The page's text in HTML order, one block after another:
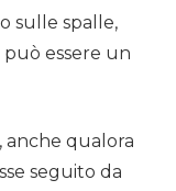
sulle spalle,
può essere un
anche qualora
seguito da